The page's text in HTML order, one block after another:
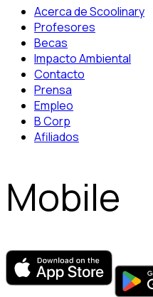
Acerca de Scoolinary
Profesores
Becas
Impacto Ambiental
Contacto
Prensa
Empleo
B Corp
Afiliados
Mobile